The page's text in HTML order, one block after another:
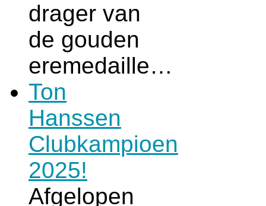
drager van
de gouden
eremedaille…
Ton
Hanssen
Clubkampioen
2025!
Afgelopen